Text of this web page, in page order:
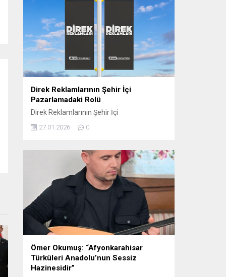
doğru stratejilerin belirlenmesi gerekir.
Sosyal medya ajansları, işletmelerin dijital
dünyada daha görünür olmasını sağlamak
ve markalarını doğru şekilde
konumlandırmak için kritik bir rol
oynamaktadır. Sosyal...
Direk Reklamlarının Şehir İçi
Pazarlamadaki Rolü
Direk Reklamlarının Şehir İçi
pazarlama stratejilerinin etkili araçlarından
genellikle dikkat çekici ve etkili bir şekilde
konumlandırıldığı için yerel işletmelerden
büyük markalara kadar birçok farklı
sektörde tercih edilmektedir. Elektrik direği
reklamları, şehirlerin kalabalık ve yoğun
bölgelerinde, hareket halindeki kitlelere...
27.01.2026 0
Ömer Okumuş: “Afyonkarahisar
Türküleri Anadolu’nun Sessiz
Hazinesidir”